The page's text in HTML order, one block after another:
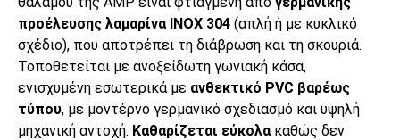
προέλευσης λαμαρίνα INOX 304 (απλή ή με κυκλικό
σχέδιο), που αποτρέπει τη διάβρωση και τη σκουριά.
Τοποθετείται με ανοξείδωτη γωνιακή κάσα,
ενισχυμένη εσωτερικά με ανθεκτικό PVC βαρέως
τύπου, με μοντέρνο γερμανικό σχεδιασμό και υψηλή
μηχανική αντοχή. Καθαρίζεται εύκολα καθώς δεν